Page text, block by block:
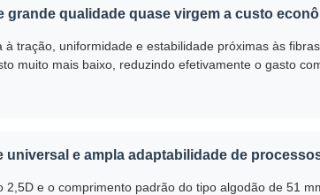
grande qualidade quase virgem a custo
à tração, uniformidade e estabilidade próximas às
muito mais baixo, reduzindo efetivamente o gasto
universal e ampla adaptabilidade de
2,5D e o comprimento padrão do tipo algodão de 51